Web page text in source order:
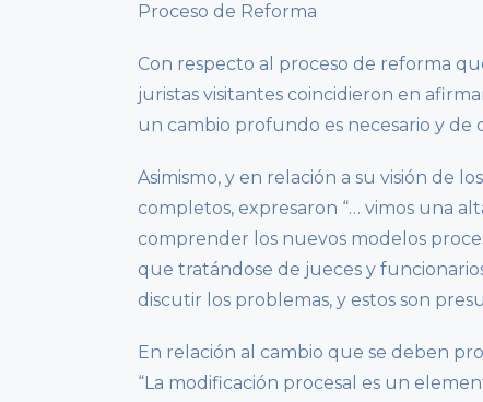
Proceso de Reforma
Con respecto al proceso de reforma
juristas visitantes coincidieron en
un cambio profundo es necesario y de
Asimismo, y en relación a su visión de
completos, expresaron “… vimos una
comprender los nuevos modelos
que tratándose de jueces y
discutir los problemas, y estos son
En relación al cambio que se deben
“La modificación procesal es un